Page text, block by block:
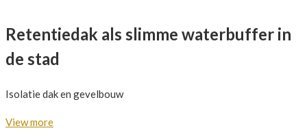
Retentiedak als slimme waterbuffer in
de stad
Isolatie dak en gevelbouw
View more